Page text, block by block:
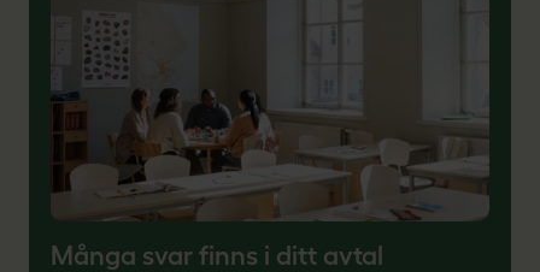
Många svar finns i ditt avtal